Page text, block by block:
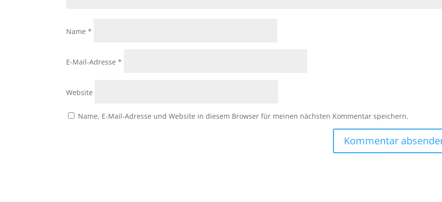
Name*
E-Mail-Adresse*
Website
Name, E-Mail-Adresse und Website in diesem Browser für meinen nächsten Kommentar speichern.